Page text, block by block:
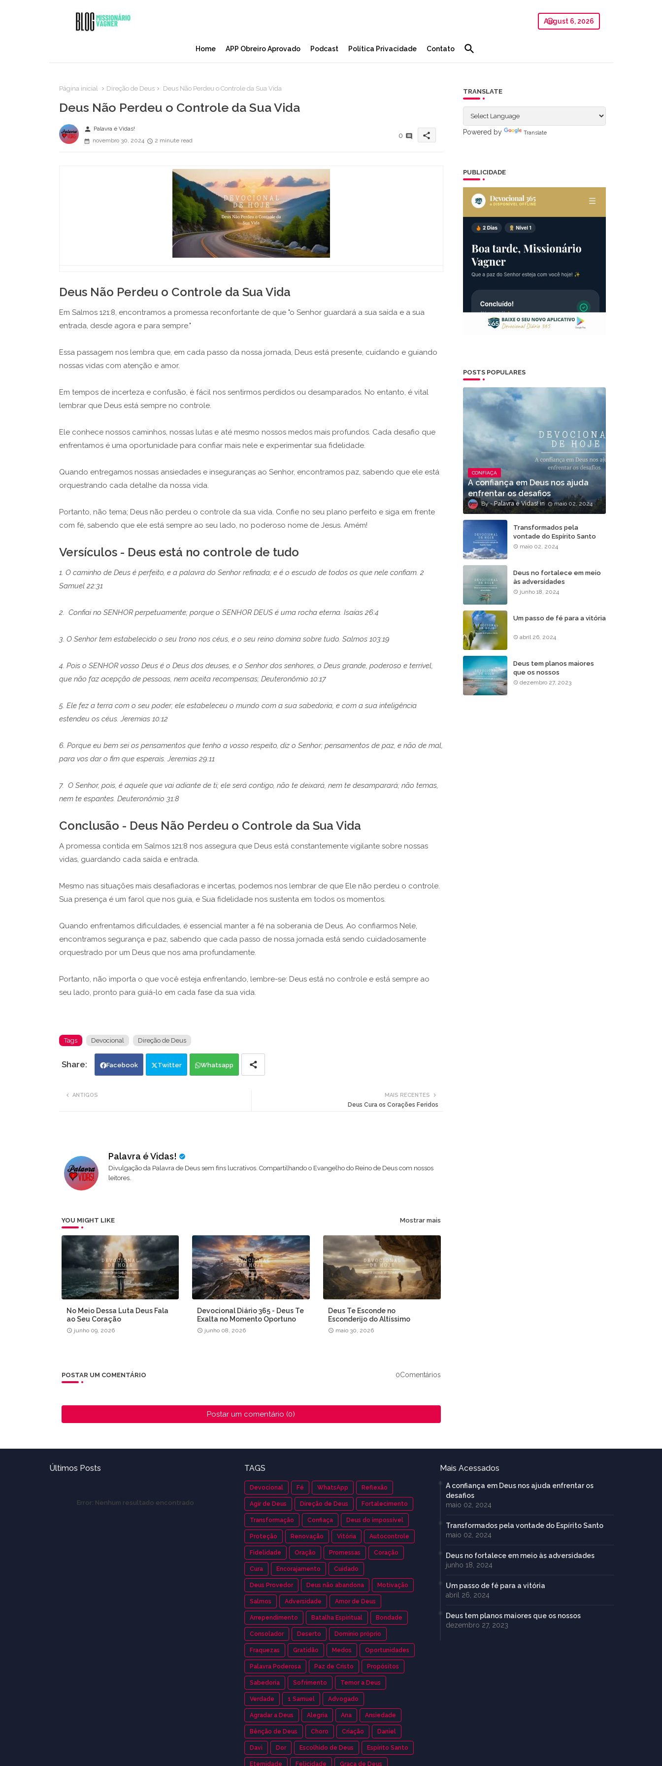
August 6, 2026
Home APP Obreiro Aprovado Podcast Política Privacidade Contato
Página inicial Direção de Deus Deus Não Perdeu o Controle da Sua Vida
Deus Não Perdeu o Controle da Sua Vida
person Palavra é Vidas!
novembro 30, 2024
2 minute read
0 share
Deus Não Perdeu o Controle da Sua Vida
Em Salmos 121:8, encontramos a promessa reconfortante de que "o Senhor guardará a sua saída e a sua
entrada, desde agora e para sempre."
Essa passagem nos lembra que, em cada passo da nossa jornada, Deus está presente, cuidando e guiando
nossas vidas com atenção e amor.
Em tempos de incerteza e confusão, é fácil nos sentirmos perdidos ou desamparados. No entanto, é vital
lembrar que Deus está sempre no controle.
Ele conhece nossos caminhos, nossas lutas e até mesmo nossos medos mais profundos. Cada desafio que
enfrentamos é uma oportunidade para confiar mais nele e experimentar sua fidelidade.
Quando entregamos nossas ansiedades e inseguranças ao Senhor, encontramos paz, sabendo que ele está
orquestrando cada detalhe da nossa vida.
Portanto, não tema; Deus não perdeu o controle da sua vida. Confie no seu plano perfeito e siga em frente
com fé, sabendo que ele está sempre ao seu lado, no poderoso nome de Jesus. Amém!
Versículos - Deus está no controle de tudo
1. O caminho de Deus é perfeito, e a palavra do Senhor refinada; e é o escudo de todos os que nele confiam. 2
Samuel 22:31
2. Confiai no SENHOR perpetuamente; porque o SENHOR DEUS é uma rocha eterna. Isaías 26:4
3. O Senhor tem estabelecido o seu trono nos céus, e o seu reino domina sobre tudo. Salmos 103:19
4. Pois o SENHOR vosso Deus é o Deus dos deuses, e o Senhor dos senhores, o Deus grande, poderoso e terrível,
que não faz acepção de pessoas, nem aceita recompensas; Deuteronômio 10:17
5. Ele fez a terra com o seu poder; ele estabeleceu o mundo com a sua sabedoria, e com a sua inteligência
estendeu os céus. Jeremias 10:12
6. Porque eu bem sei os pensamentos que tenho a vosso respeito, diz o Senhor; pensamentos de paz, e não de mal,
para vos dar o fim que esperais. Jeremias 29:11
7. O Senhor, pois, é aquele que vai adiante de ti; ele será contigo, não te deixará, nem te desamparará; não temas,
nem te espantes. Deuteronômio 31:8
Conclusão - Deus Não Perdeu o Controle da Sua Vida
A promessa contida em Salmos 121:8 nos assegura que Deus está constantemente vigilante sobre nossas
vidas, guardando cada saída e entrada.
Mesmo nas situações mais desafiadoras e incertas, podemos nos lembrar de que Ele não perdeu o controle.
Sua presença é um farol que nos guia, e Sua fidelidade nos sustenta em todos os momentos.
Quando enfrentamos dificuldades, é essencial manter a fé na soberania de Deus. Ao confiarmos Nele,
encontramos segurança e paz, sabendo que cada passo de nossa jornada está sendo cuidadosamente
orquestrado por um Deus que nos ama profundamente.
Portanto, não importa o que você esteja enfrentando, lembre-se: Deus está no controle e está sempre ao
seu lado, pronto para guiá-lo em cada fase da sua vida.
Tags Devocional Direção de Deus
Facebook Twitter Whatsapp
MAIS RECENTES
Deus Cura os Corações Feridos
ANTIGOS
Palavra é Vidas!
Divulgação da Palavra de Deus sem fins lucrativos. Compartilhando o Evangelho do Reino de Deus com nossos
leitores.
YOU MIGHT LIKE Mostrar mais
No Meio Dessa Luta Deus Fala
ao Seu Coração
junho 09, 2026
Devocional Diário 365 - Deus Te
Exalta no Momento Oportuno
junho 08, 2026
Deus Te Esconde no
Esconderijo do Altíssimo
maio 30, 2026
POSTAR UM COMENTÁRIO 0Comentários
Postar um comentário (0)
TRANSLATE
Powered by Translate
PUBLICIDADE
POSTS POPULARES
CONFIAÇA
A confiança em Deus nos ajuda
enfrentar os desafios
Palavra é Vidas! maio 02, 2024
Transformados pela
vontade do Espírito Santo
maio 02, 2024
Deus no fortalece em meio
às adversidades
junho 18, 2024
Um passo de fé para a vitória
abril 26, 2024
Deus tem planos maiores
que os nossos
dezembro 27, 2023
Últimos Posts
Error: Nenhum resultado encontrado
TAGS
Devocional Fé WhatsApp Reflexão
Agir de Deus Direção de Deus Fortalecimento
Transformação Confiaça Deus do impossível
Proteção Renovação Vitória Autocontrole
Fidelidade Oração Promessas Coração
Cura Encorajamento Cuidado
Deus Provedor Deus não abandona Motivação
Salmos Adversidade Amor de Deus
Arrependimento Batalha Espiritual Bondade
Consolador Deserto Dominio próprio
Fraquezas Gratidão Medos Oportunidades
Palavra Poderosa Paz de Cristo Propósitos
Sabedoria Sofrimento Temor a Deus
Verdade 1 Samuel Advogado
Agradar a Deus Alegria Ana Ansiedade
Bênção de Deus Choro Criação Daniel
Davi Dor Escolhido de Deus Espírito Santo
Eternidade Felicidade Graça de Deus
Mais Acessados
A confiança em Deus nos ajuda enfrentar os
desafios
maio 02, 2024
Transformados pela vontade do Espírito Santo
maio 02, 2024
Deus no fortalece em meio às adversidades
junho 18, 2024
Um passo de fé para a vitória
abril 26, 2024
Deus tem planos maiores que os nossos
dezembro 27, 2023